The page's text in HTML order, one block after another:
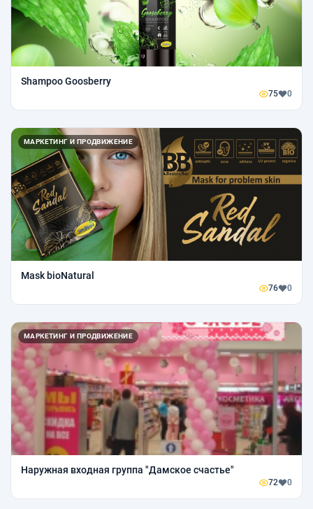
Shampoo Goosberry
75 0
МАРКЕТИНГ И ПРОДВИЖЕНИЕ
Mask bioNatural
76 0
МАРКЕТИНГ И ПРОДВИЖЕНИЕ
Наружная входная группа "Дамское счастье"
72 0